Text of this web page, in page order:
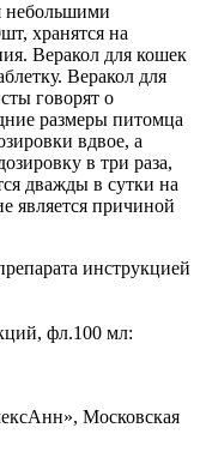
небольшими
хранятся на
Веракол для кошек
Веракол для
говорят о
размеры питомца
вдвое, а
в три раза,
дважды в сутки на
является причиной
инструкцией
фл.100 мл:
Московская